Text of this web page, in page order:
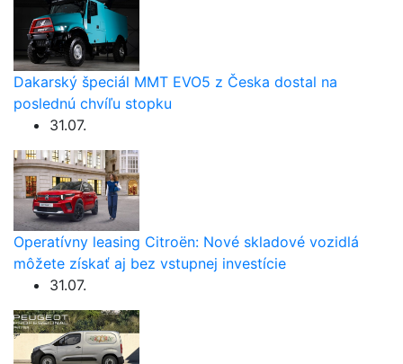
Dakarský špeciál MMT EVO5 z Česka dostal na
poslednú chvíľu stopku
31.07.
Operatívny leasing Citroën: Nové skladové vozidlá
môžete získať aj bez vstupnej investície
31.07.